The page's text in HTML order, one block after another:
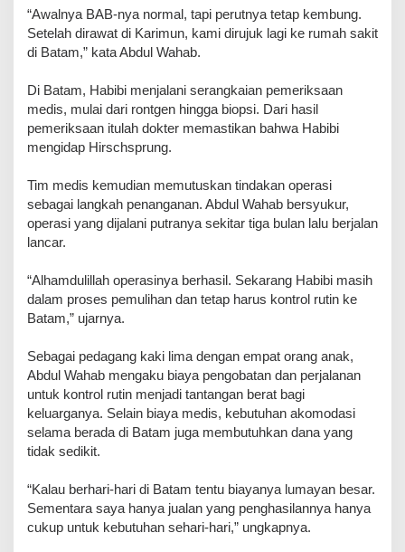
“Awalnya BAB-nya normal, tapi perutnya tetap kembung.
Setelah dirawat di Karimun, kami dirujuk lagi ke rumah sakit
di Batam,” kata Abdul Wahab.
Di Batam, Habibi menjalani serangkaian pemeriksaan
medis, mulai dari rontgen hingga biopsi. Dari hasil
pemeriksaan itulah dokter memastikan bahwa Habibi
mengidap Hirschsprung.
Tim medis kemudian memutuskan tindakan operasi
sebagai langkah penanganan. Abdul Wahab bersyukur,
operasi yang dijalani putranya sekitar tiga bulan lalu berjalan
lancar.
“Alhamdulillah operasinya berhasil. Sekarang Habibi masih
dalam proses pemulihan dan tetap harus kontrol rutin ke
Batam,” ujarnya.
Sebagai pedagang kaki lima dengan empat orang anak,
Abdul Wahab mengaku biaya pengobatan dan perjalanan
untuk kontrol rutin menjadi tantangan berat bagi
keluarganya. Selain biaya medis, kebutuhan akomodasi
selama berada di Batam juga membutuhkan dana yang
tidak sedikit.
“Kalau berhari-hari di Batam tentu biayanya lumayan besar.
Sementara saya hanya jualan yang penghasilannya hanya
cukup untuk kebutuhan sehari-hari,” ungkapnya.